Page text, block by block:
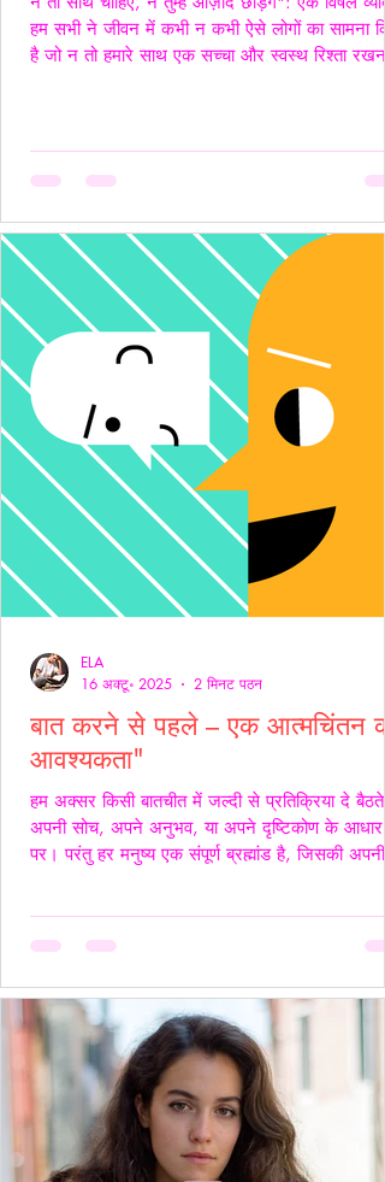
हम सभी ने जीवन में कभी न कभी ऐसे लोगों का सामना
है जो न तो हमारे साथ एक सच्चा और स्वस्थ रिश्ता रखना
अक्सर "Toxic", यानी विषैले व्यवहार के उदाहरण होते हैं,
बात करने से पहले – एक आत्मचिंतन की
आवश्यकता"
हम अक्सर किसी बातचीत में जल्दी से प्रतिक्रिया दे बैठते
अपनी सोच, अपने अनुभव, या अपने दृष्टिकोण के आधार
पर। परंतु हर मनुष्य एक संपूर्ण ब्रह्मांड है, जिसकी अपनी
केवल ध्वनियाँ नहीं होते; वे असर डालते हैं कभी सान्त्वना
हैं, कभी चोट। हर व्यक्ति की अपनी 'दुनिया' होती है हम
मानकर चलते हैं कि सामने वाला हमें उसी तरह
ELA
16 अक्टू॰ 2025
2 मिनट पठन